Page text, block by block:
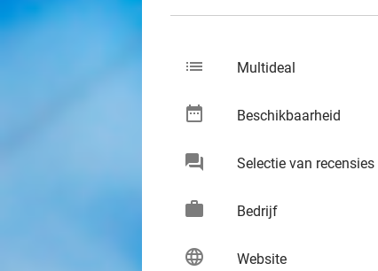
list Multideal
date_range Beschikbaarheid
chat Selectie van recensies
work Bedrijf
language Website